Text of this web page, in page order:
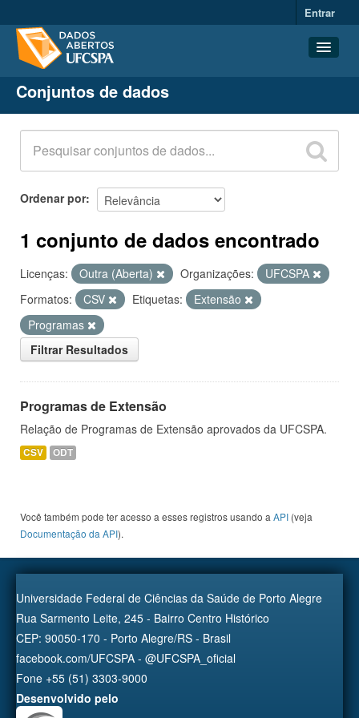
Entrar
Conjuntos de dados
Organizações
Grupos
Sobre
Conjuntos de dados
Ordenar por
1 conjunto de dados encontrado
Licenças: Outra (Aberta) Organizações:
UFCSPA
Formatos:
CSV Etiquetas:
Extensão
Programas
Filtrar Resultados
Programas de Extensão
Relação de Programas de Extensão aprovados da UFCSPA.
CSV ODT
Você também pode ter acesso a esses registros usando a API (veja
Documentação da API).
Universidade Federal de Ciências da Saúde de Porto Alegre
Rua Sarmento Leite, 245 - Bairro Centro Histórico
CEP: 90050-170 - Porto Alegre/RS - Brasil
facebook.com/UFCSPA - @UFCSPA_oficial
Fone +55 (51) 3303-9000
Desenvolvido pelo